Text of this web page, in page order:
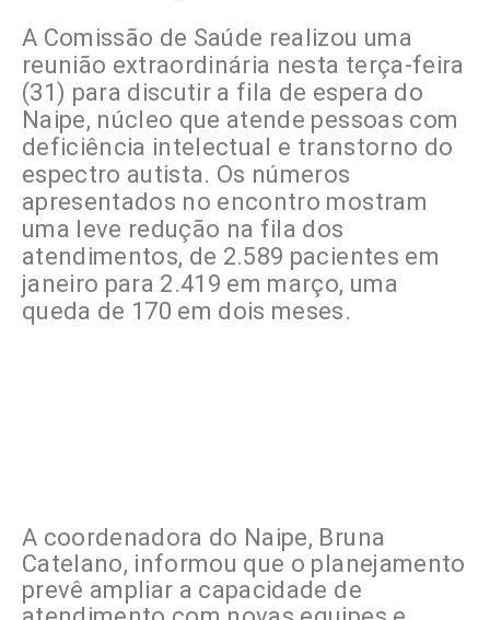
A Comissão de Saúde realizou uma
reunião extraordinária nesta terça-feira
(31) para discutir a fila de espera do
Naipe, núcleo que atende pessoas com
deficiência intelectual e transtorno do
espectro autista. Os números
apresentados no encontro mostram
uma leve redução na fila dos
atendimentos, de 2.589 pacientes em
janeiro para 2.419 em março, uma
queda de 170 em dois meses.
A coordenadora do Naipe, Bruna
Catelano, informou que o planejamento
prevê ampliar a capacidade de